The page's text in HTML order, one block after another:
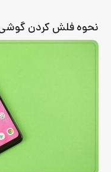
نحوه فلش کردن